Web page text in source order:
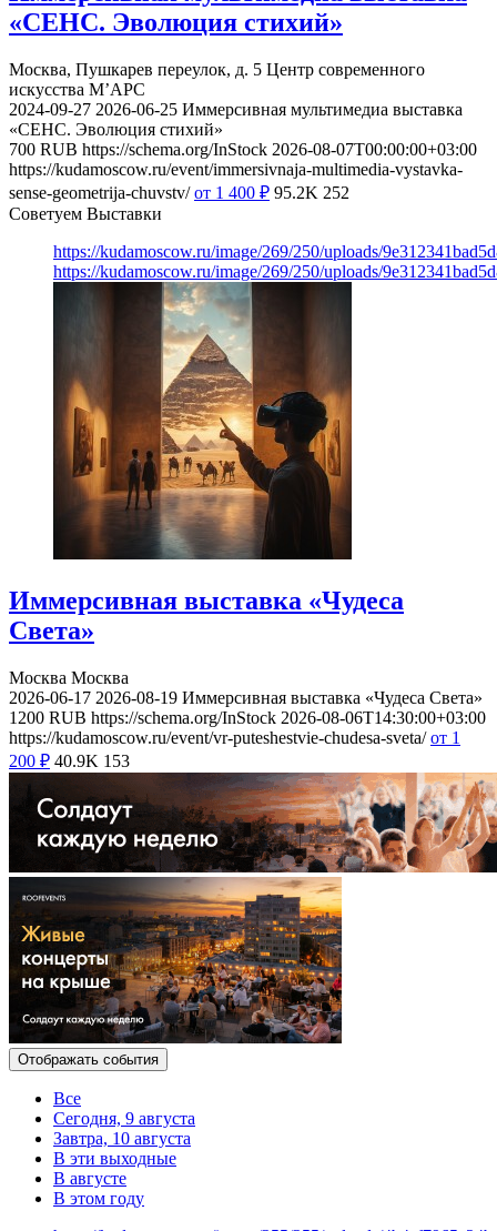
«СЕНС. Эволюция стихий»
Москва, Пушкарев переулок, д. 5 Центр современного
искусства М’АРС
2024-09-27 2026-06-25 Иммерсивная мультимедиа выставка
«СЕНС. Эволюция стихий»
700 RUB https://schema.org/InStock 2026-08-07T00:00:00+03:00
https://kudamoscow.ru/event/immersivnaja-multimedia-vystavka-
sense-geometrija-chuvstv/ от 1 400 ₽ 95.2K 252
Советуем Выставки
https://kudamoscow.ru/image/269/250/uploads/
https://kudamoscow.ru/image/269/250/uploads/
Иммерсивная выставка «Чудеса
Света»
Москва Москва
2026-06-17 2026-08-19 Иммерсивная выставка «Чудеса Света»
1200 RUB https://schema.org/InStock 2026-08-06T14:30:00+03:00
https://kudamoscow.ru/event/vr-puteshestvie-chudesa-sveta/ от 1
200 ₽ 40.9K 153
Отображать события
Все
Сегодня, 9 августа
Завтра, 10 августа
В эти выходные
В августе
В этом году